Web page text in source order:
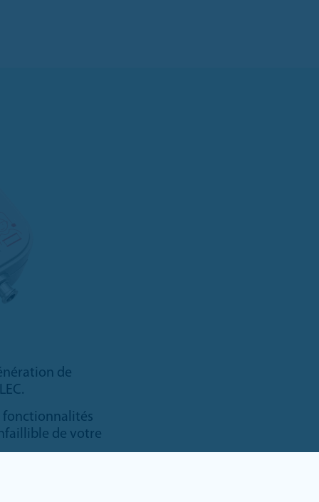
de
fonctionnalités
de votre